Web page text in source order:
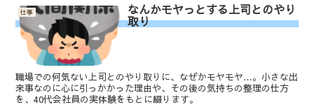
仕事 なんかモヤっとする上司とのやり
取り
職場での何気ない上司とのやり取りに、なぜかモヤモヤ…。小さな出
来事なのに心に引っかかった理由や、その後の気持ちの整理の仕方
を、40代会社員の実体験をもとに綴ります。